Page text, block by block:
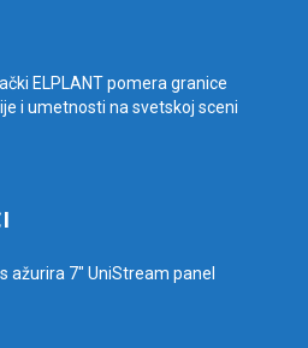
ELPLANT pomera granice
i umetnosti na svetskoj sceni
ažurira 7″ UniStream panel